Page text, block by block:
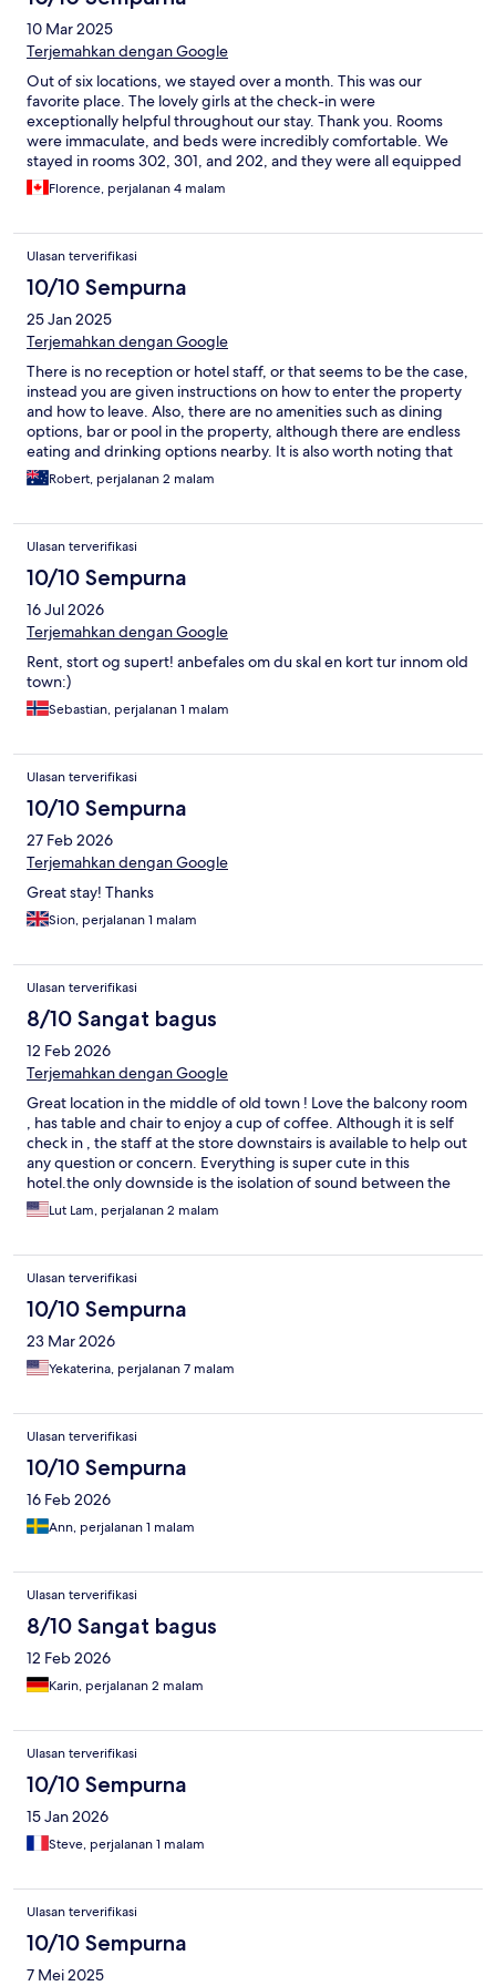
10 Mar 2025
Terjemahkan dengan Google
Out of six locations, we stayed over a month. This was our
favorite place. The lovely girls at the check-in were
exceptionally helpful throughout our stay. Thank you. Rooms
were immaculate, and beds were incredibly comfortable. We
stayed in rooms 302, 301, and 202, and they were all equipped
with beautiful decorations along with a very large balcony which
is great for relaxing in the evenings. We stayed for six nights in
manager and owner contacted us to ensure everything was
comfortable for us. Overall, it was the best stay we had in
Phuket.
Florence, perjalanan 4 malam
Ulasan terverifikasi
10/10 Sempurna
25 Jan 2025
Terjemahkan dengan Google
There is no reception or hotel staff, or that seems to be the case,
instead you are given instructions on how to enter the property
and how to leave. Also, there are no amenities such as dining
options, bar or pool in the property, although there are endless
eating and drinking options nearby. It is also worth noting that
the rooms are accessed via stairs. If you are okay with those
aspects, the quality of the property, it's character, comfort and
I'd stay here again for sure.
Robert, perjalanan 2 malam
Ulasan terverifikasi
10/10 Sempurna
16 Jul 2026
Terjemahkan dengan Google
Rent, stort og supert! anbefales om du skal en kort tur innom old
town:)
Sebastian, perjalanan 1 malam
Ulasan terverifikasi
10/10 Sempurna
27 Feb 2026
Terjemahkan dengan Google
Great stay! Thanks
Sion, perjalanan 1 malam
Ulasan terverifikasi
8/10 Sangat bagus
12 Feb 2026
Terjemahkan dengan Google
Great location in the middle of old town ! Love the balcony room
, has table and chair to enjoy a cup of coffee. Although it is self
check in , the staff at the store downstairs is available to help out
any question or concern. Everything is super cute in this
hotel.the only downside is the isolation of sound between the
room and hallway. You can hear people chatting at night.
Lut Lam, perjalanan 2 malam
Ulasan terverifikasi
10/10 Sempurna
23 Mar 2026
Yekaterina, perjalanan 7 malam
Ulasan terverifikasi
10/10 Sempurna
16 Feb 2026
Ann, perjalanan 1 malam
Ulasan terverifikasi
8/10 Sangat bagus
12 Feb 2026
Karin, perjalanan 2 malam
Ulasan terverifikasi
10/10 Sempurna
15 Jan 2026
Steve, perjalanan 1 malam
Ulasan terverifikasi
10/10 Sempurna
7 Mei 2025